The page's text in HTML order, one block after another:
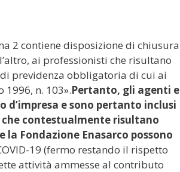
2 contiene disposizione di chiusura
ai professionisti che risultano
previdenza obbligatoria di cui ai
n. 103».Pertanto, gli agenti e
e sono pertanto inclusi
che contestualmente risultano
la Fondazione Enasarco possono
19 (fermo restando il rispetto
attività ammesse al contributo